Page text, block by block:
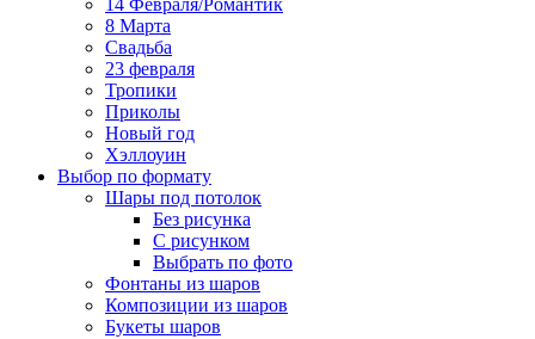
8 Марта
Свадьба
23 февраля
Тропики
Приколы
Новый год
Хэллоуин
Выбор по формату
Шары под потолок
Без рисунка
С рисунком
Выбрать по фото
Фонтаны из шаров
Композиции из шаров
Букеты шаров